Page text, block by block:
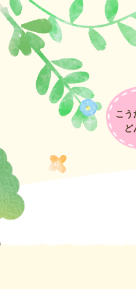
こう
ど
桃組 バスでおでかけ
バスで昆虫館におでかけしました
っても楽しんでいましたよ！！
誕生会をしました♪